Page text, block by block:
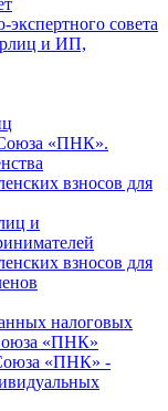
совета
и ИП,
«ПНК».
взносов для
и
взносов для
налоговых
«ПНК»
«ПНК» -